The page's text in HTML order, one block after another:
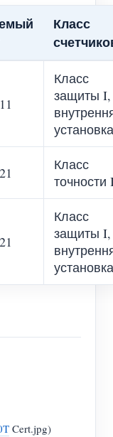
Класс
Класс
защиты I,
установка
Класс
точности
Класс
защиты I,
установка
Cert.jpg)